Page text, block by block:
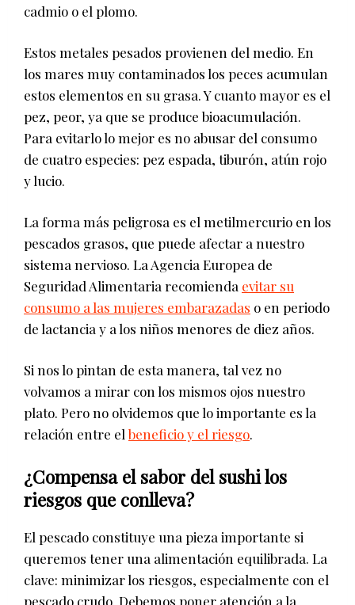
cadmio o el plomo.
Estos metales pesados provienen del medio. En
los mares muy contaminados los peces acumulan
estos elementos en su grasa. Y cuanto mayor es el
pez, peor, ya que se produce bioacumulación.
Para evitarlo lo mejor es no abusar del consumo
de cuatro especies: pez espada, tiburón, atún rojo
y lucio.
La forma más peligrosa es el metilmercurio en los
pescados grasos, que puede afectar a nuestro
sistema nervioso. La Agencia Europea de
Seguridad Alimentaria recomienda evitar su
consumo a las mujeres embarazadas o en periodo
de lactancia y a los niños menores de diez años.
Si nos lo pintan de esta manera, tal vez no
volvamos a mirar con los mismos ojos nuestro
plato. Pero no olvidemos que lo importante es la
relación entre elbeneficio y el riesgo.
¿Compensa el sabor del sushi los
riesgos que conlleva?
El pescado constituye una pieza importante si
queremos tener una alimentación equilibrada. La
clave: minimizar los riesgos, especialmente con el
pescado crudo. Debemos poner atención a la